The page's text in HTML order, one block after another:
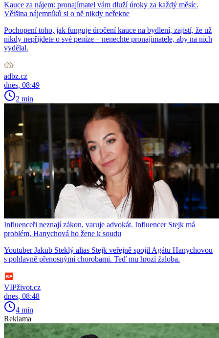
Kauce za nájem: pronajímatel vám dluží úroky za každý měsíc.
Většina nájemníků si o ně nikdy neřekne
Pochopení toho, jak funguje úročení kauce na bydlení, zajistí, že už
nikdy nepřijdete o své peníze – nenechte pronajímatele, aby na nich
vydělal.
adbz.cz
dnes, 08:49
2 min
Influenceři neznají zákon, varuje advokát. Influencer Stejk má
problém, Hanychová ho žene k soudu
Youtuber Jakub Steklý alias Stejk veřejně spojil Agátu Hanychovou
s pohlavně přenosnými chorobami. Teď mu hrozí žaloba.
VIPživot.cz
dnes, 08:48
4 min
Reklama